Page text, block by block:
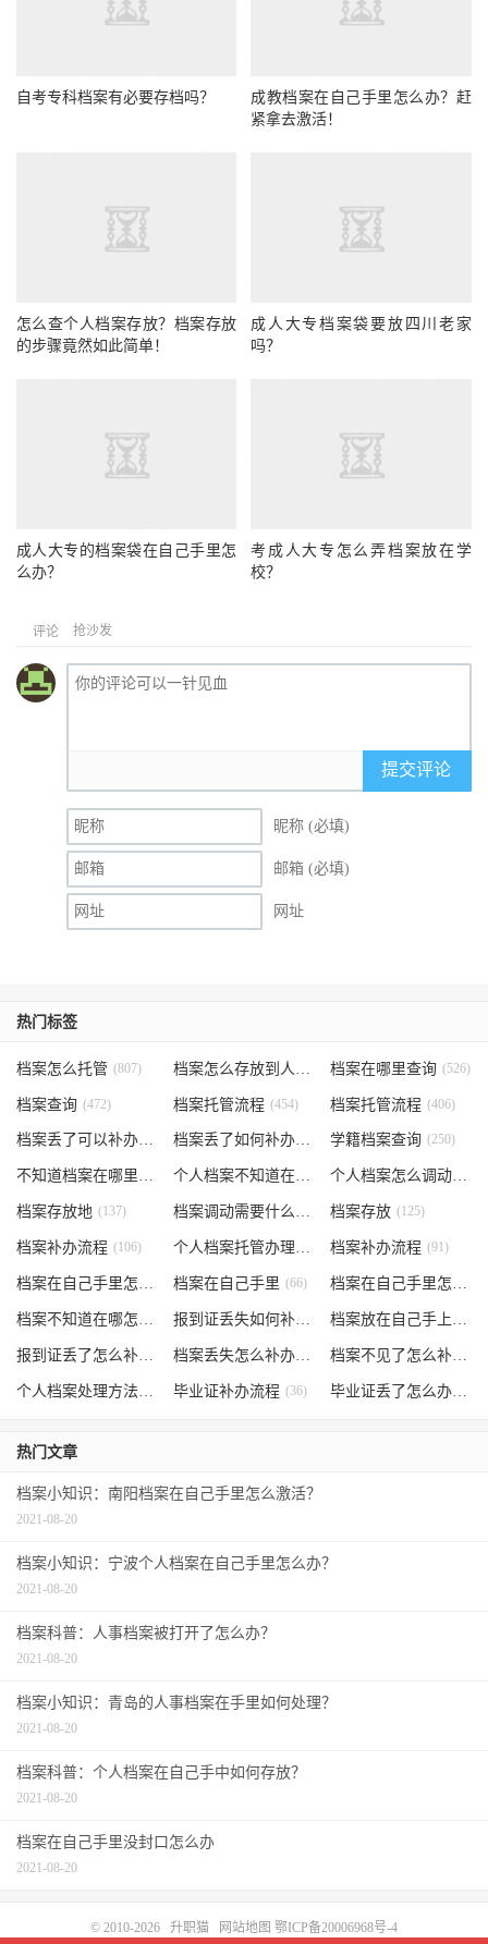
自考专科档案有必要存档吗？
成教档案在自己手里怎么办？赶
紧拿去激活！
怎么查个人档案存放？档案存放
的步骤竟然如此简单！
成人大专档案袋要放四川老家
吗？
成人大专的档案袋在自己手里怎
么办？
考成人大专怎么弄档案放在学
校？
评论 抢沙发
提交评论
昵称 (必填)
邮箱 (必填)
网址
热门标签
档案怎么托管 (807) (535)
档案在哪里查询 (526)
档案查询 (472) 档案托管流程 (454) 档案托管流程 (406)
档案丢了可以补办吗 (371) 档案丢了如何补办 学籍档案查询 (250)
不知道档案在哪里 个人档案不知道在哪儿 (191) 个人档案怎么调动
档案存放地 (137) 档案调动需要什么手续 (130)
档案存放 (125)
档案补办流程 (106) 个人档案托管办理流程 (102)
档案补办流程 (91)
档案在自己手里怎么办 (85)
档案在自己手里 (66) 档案在自己手里怎么处理
档案不知道在哪怎么办 (62) 报到证丢失如何补办 (54) 档案放在自己手上
报到证丢了怎么补办 (52) 档案丢失怎么补办 档案不见了怎么补办
个人档案处理方法 毕业证补办流程 (36) 毕业证丢了怎么办
热门文章
档案小知识：南阳档案在自己手里怎么激活？
2021-08-20
档案小知识：宁波个人档案在自己手里怎么办？
2021-08-20
档案科普：人事档案被打开了怎么办？
2021-08-20
档案小知识：青岛的人事档案在手里如何处理？
2021-08-20
档案科普：个人档案在自己手中如何存放？
2021-08-20
档案在自己手里没封口怎么办
2021-08-20
© 2010-2026 升职猫 网站地图 鄂ICP备20006968号-4